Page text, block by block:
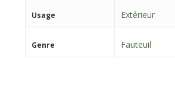
Usage Extérieur
Genre Fauteuil